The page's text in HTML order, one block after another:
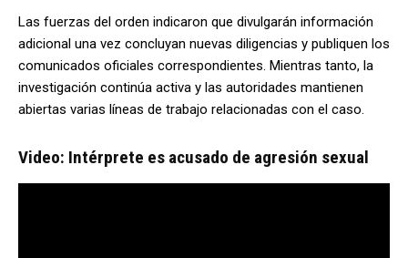
Las fuerzas del orden indicaron que divulgarán información
adicional una vez concluyan nuevas diligencias y publiquen los
comunicados oficiales correspondientes. Mientras tanto, la
investigación continúa activa y las autoridades mantienen
abiertas varias líneas de trabajo relacionadas con el caso.
Video: Intérprete es acusado de agresión sexual